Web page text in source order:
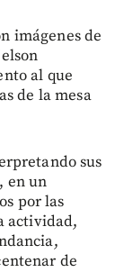
imágenes de
al que
de la mesa
sus
en un
por las
actividad,
de